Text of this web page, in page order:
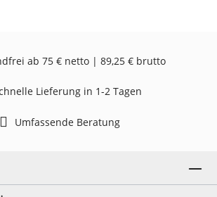
ab 75 € netto | 89,25 € brutto
Lieferung in 1-2 Tagen
Umfassende Beratung